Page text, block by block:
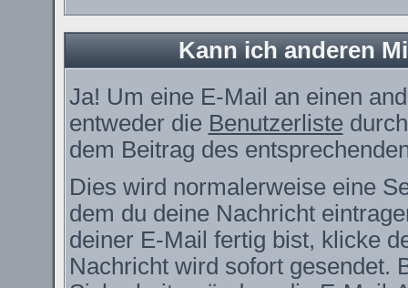
Kann ich anderen
Ja! Um eine E-Mail an einen
entweder die Benutzerliste
dem Beitrag des
Dies wird normalerweise eine
dem du deine Nachricht
deiner E-Mail fertig bist, klicke
Nachricht wird sofort gesendet.